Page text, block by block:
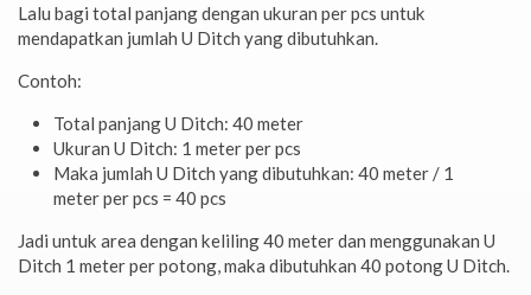
Lalu bagi total panjang dengan ukuran per pcs untuk
mendapatkan jumlah U Ditch yang dibutuhkan.
Contoh:
Total panjang U Ditch: 40 meter
Ukuran U Ditch: 1 meter per pcs
Maka jumlah U Ditch yang dibutuhkan: 40 meter / 1
meter per pcs = 40 pcs
Jadi untuk area dengan keliling 40 meter dan menggunakan U
Ditch 1 meter per potong, maka dibutuhkan 40 potong U Ditch.